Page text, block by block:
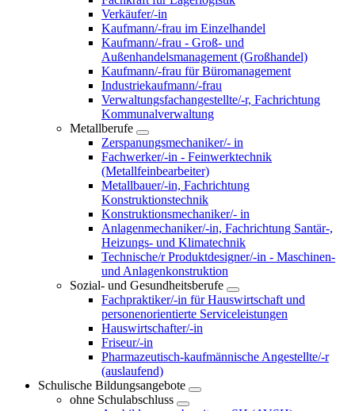
Verkäufer/-in
Kaufmann/-frau im Einzelhandel
Kaufmann/-frau - Groß- und
Außenhandelsmanagement (Großhandel)
Kaufmann/-frau für Büromanagement
Industriekaufmann/-frau
Verwaltungsfachangestellte/-r, Fachrichtung
Kommunalverwaltung
Metallberufe
Zerspanungsmechaniker/- in
Fachwerker/-in - Feinwerktechnik
(Metallfeinbearbeiter)
Metallbauer/-in, Fachrichtung
Konstruktionstechnik
Konstruktionsmechaniker/- in
Anlagenmechaniker/-in, Fachrichtung Santär-,
Heizungs- und Klimatechnik
Technische/r Produktdesigner/-in - Maschinen-
und Anlagenkonstruktion
Sozial- und Gesundheitsberufe
Fachpraktiker/-in für Hauswirtschaft und
personenorientierte Serviceleistungen
Hauswirtschafter/-in
Friseur/-in
Pharmazeutisch-kaufmännische Angestellte/-r
(auslaufend)
Schulische Bildungsangebote
ohne Schulabschluss